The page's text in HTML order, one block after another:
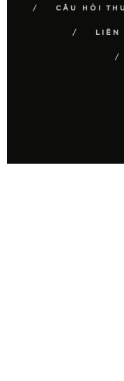
CÂU HỎI
LIÊN